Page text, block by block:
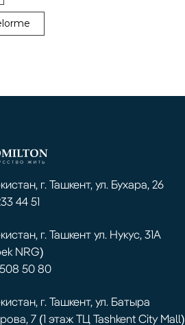
г. Ташкент, ул. Бухара, 26
44 51
г. Ташкент ул. Нукус, 31А
NRG)
50 80
г. Ташкент, ул. Батыра
7 (1 этаж ТЦ Tashkent City Mall)